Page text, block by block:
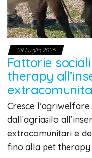
29 Luglio 2025
Fattorie
therapy
Cresce
dall’agriasilo
extracomunitari e
fino alla pet